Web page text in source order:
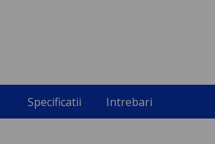
Specificatii Intrebari